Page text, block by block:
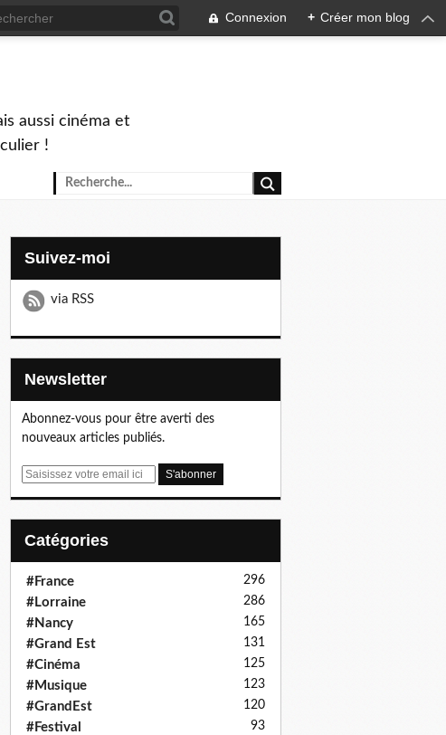
Connexion + Créer mon blog
aussi cinéma et
!
Suivez-moi
via RSS
Newsletter
Abonnez-vous pour être averti des
nouveaux articles publiés.
E
Catégories
#France 296
#Lorraine 286
#Nancy 165
#Grand Est 131
#Cinéma 125
#Musique 123
#GrandEst 120
#Festival 93